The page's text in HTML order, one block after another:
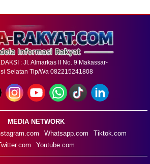
: Jl. Almarkas II No. 9 Makassar-
Selatan Tlp/Wa 082215241808
MEDIA NETWORK
Whatsapp.com
Tiktok.com
Youtube.com